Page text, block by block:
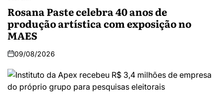
Rosana Paste celebra 40 anos de
produção artística com exposição no
MAES
09/08/2026